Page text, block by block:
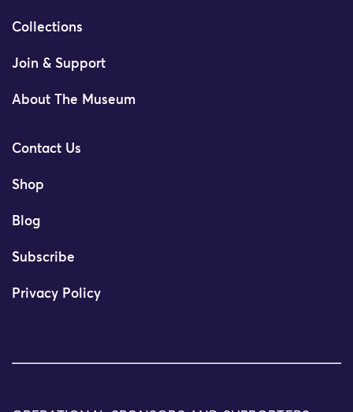
Collections
Join & Support
About The Museum
Contact Us
Shop
Blog
Subscribe
Privacy Policy